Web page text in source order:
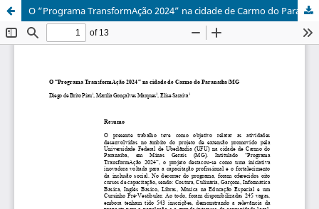
O “Programa TransformAção 2024” na cidade de Carmo do Paranaíba/MG